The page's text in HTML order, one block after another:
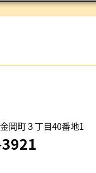
岡町３丁目40番地1